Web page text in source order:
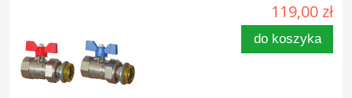
119,00 zł
do koszyka